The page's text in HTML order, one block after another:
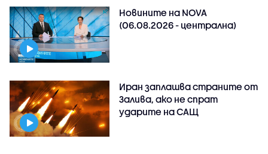
Новините на NOVA
(06.08.2026 - централна)
Иран заплашва страните от
Залива, ако не спрат
ударите на САЩ